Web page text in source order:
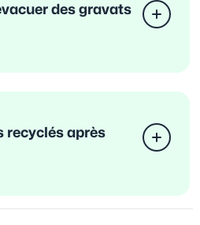
des gravats
recyclés après